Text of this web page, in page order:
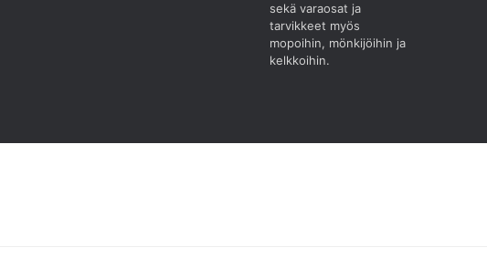
sekä varaosat ja
tarvikkeet myös
mopoihin, mönkijöihin ja
kelkkoihin.